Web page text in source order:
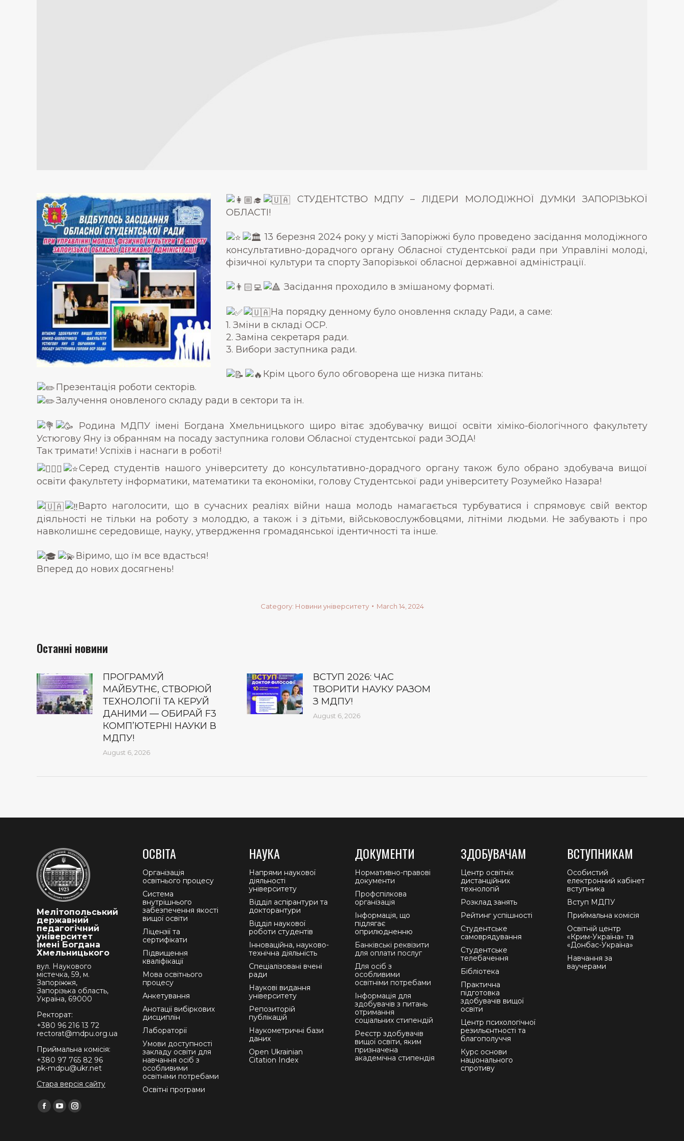
СТУДЕНТСТВО МДПУ – ЛІДЕРИ МОЛОДІЖНОЇ ДУМКИ ЗАПОРІЗЬКОЇ
ОБЛАСТІ!
13 березня 2024 року у місті Запоріжжі було проведено засідання молодіжного
консультативно-дорадчого органу Обласної студентської ради при Управліні молоді,
фізичної культури та спорту Запорізької обласної державної адміністрації.
Засідання проходило в змішаному форматі.
На порядку денному було оновлення складу Ради, а саме:
1. Зміни в складі ОСР.
2. Заміна секретаря ради.
3. Вибори заступника ради.
Крім цього було обговорена ще низка питань:
Презентація роботи секторів.
Залучення оновленого складу ради в сектори та ін.
Родина МДПУ імені Богдана Хмельницького щиро вітає здобувачку вищої освіти хіміко-біологічного факультету
Устюгову Яну із обранням на посаду заступника голови Обласної студентської ради ЗОДА!
Так тримати! Успіхів і наснаги в роботі!
Серед студентів нашого університету до консультативно-дорадчого органу також було обрано здобувача вищої
освіти факультету інформатики, математики та економіки, голову Студентської ради університету Розумейко Назара!
Варто наголосити, що в сучасних реаліях війни наша молодь намагається турбуватися і спрямовує свій вектор
діяльності не тільки на роботу з молоддю, а також і з дітьми, військовослужбовцями, літніми людьми. Не забувають і про
навколишнє середовище, науку, утвердження громадянської ідентичності та інше.
Віримо, що їм все вдасться!
Вперед до нових досягнень!
Category: Новини університету March 14, 2024
Останні новини
ПРОГРАМУЙ
МАЙБУТНЄ, СТВОРЮЙ
ТЕХНОЛОГІЇ ТА КЕРУЙ
ДАНИМИ — ОБИРАЙ F3
КОМП’ЮТЕРНІ НАУКИ В
МДПУ!
August 6, 2026
ВСТУП 2026: ЧАС
ТВОРИТИ НАУКУ РАЗОМ
З МДПУ!
August 6, 2026
Мелітопольський
державний
педагогічний
університет
імені Богдана
Хмельницького
вул. Наукового
містечка, 59, м.
Запоріжжя,
Запорізька область,
Україна, 69000
Ректорат:
+380 96 216 13 72
rectorat@mdpu.org.ua
Приймальна комісія:
+380 97 765 82 96
pk-mdpu@ukr.net
Стара версія сайту
Find us on:
Facebook
YouTubeInstagram
ОСВІТА
Організація
освітнього процесу
Система
внутрішнього
забезпечення якості
вищої освіти
Ліцензії та
сертифікати
Підвищення
кваліфікації
Мова освітнього
процесу
Анкетування
Анотації вибіркових
дисциплін
Лабораторії
Умови доступності
закладу освіти для
навчання осіб з
особливими
освітніми потребами
Освітні програми
НАУКА
Напрями наукової
діяльності
університету
Відділ аспірантури та
докторантури
Відділ наукової
роботи студентів
Інноваційна, науково-
технічна діяльність
Спеціалізовані вчені
ради
Наукові видання
університету
Репозиторій
публікацій
Наукометричні бази
даних
Open Ukrainian
Citation Index
ДОКУМЕНТИ
Нормативно-правові
документи
Профспілкова
організація
Інформація, що
підлягає
оприлюдненню
Банківські реквізити
для оплати послуг
Для осіб з
особливими
освітніми потребами
Інформація для
здобувачів з питань
отримання
соціальних стипендій
Реєстр здобувачів
вищої освіти, яким
призначена
академічна стипендія
ЗДОБУВАЧАМ
Центр освітніх
дистанційних
технологій
Розклад занять
Рейтинг успішності
Студентське
самоврядування
Студентське
телебачення
Бібліотека
Практична
підготовка
здобувачів вищої
освіти
Центр психологічної
резильєнтності та
благополуччя
Курс основи
національного
спротиву
ВСТУПНИКАМ
Особистий
електронний кабінет
вступника
Вступ МДПУ
Приймальна комісія
Освітній центр
«Крим-Україна» та
«Донбас-Україна»
Навчання за
ваучерами